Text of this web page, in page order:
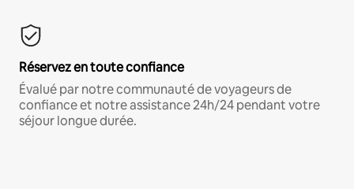
Réservez en toute confiance
Évalué par notre communauté de voyageurs de
confiance et notre assistance 24h/24 pendant votre
séjour longue durée.